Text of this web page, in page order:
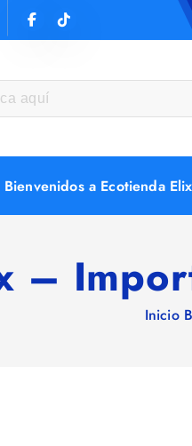
Bienvenidos a Ecotienda
–
Inicio